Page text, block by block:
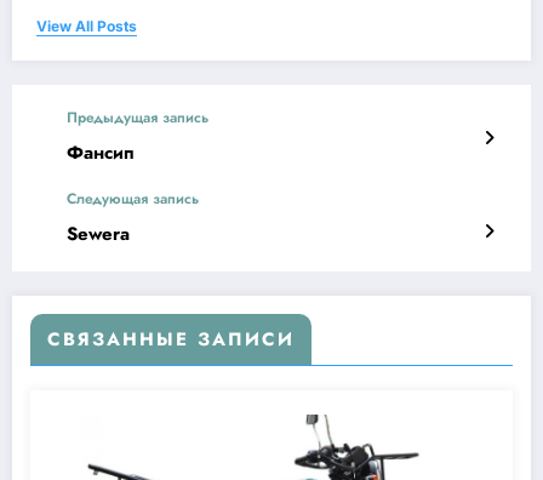
View All Posts
Предыдущая запись
Фансип
Следующая запись
Sewera
СВЯЗАННЫЕ ЗАПИСИ